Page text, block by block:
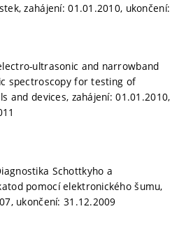
zahájení: 01.01.2010, ukončení:
ultrasonic and narrowband
spectroscopy for testing of
and devices, zahájení: 01.01.2010,
Schottkyho a
pomocí elektronického šumu,
ukončení: 31.12.2009